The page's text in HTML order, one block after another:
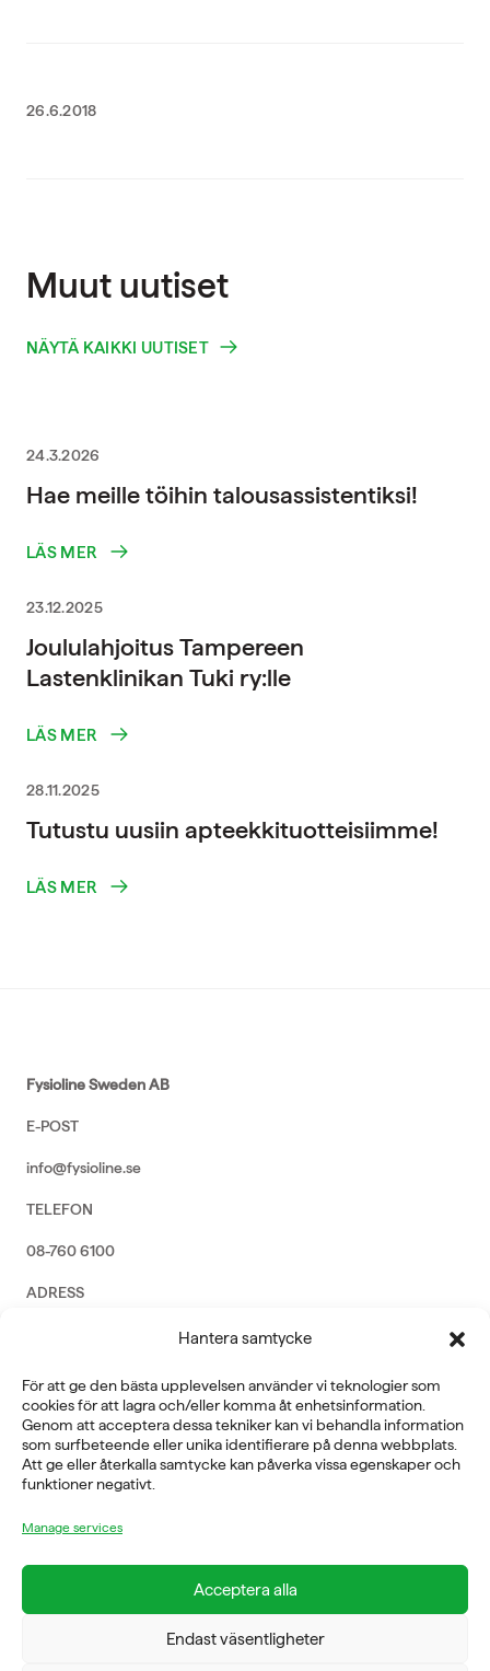
Hantera samtycke
För att ge den bästa upplevelsen använder vi teknologier som
cookies för att lagra och/eller komma åt enhetsinformation.
Genom att acceptera dessa tekniker kan vi behandla information
som surfbeteende eller unika identifierare på denna webbplats.
Att ge eller återkalla samtycke kan påverka vissa egenskaper och
funktioner negativt.
Manage services
Acceptera alla
Endast väsentligheter
26.6.2018
Muut uutiset
NÄYTÄ KAIKKI UUTISET
24.3.2026
Hae meille töihin talousassistentiksi!
LÄS MER
23.12.2025
Joululahjoitus Tampereen
Lastenklinikan Tuki ry:lle
LÄS MER
28.11.2025
Tutustu uusiin apteekkituotteisiimme!
LÄS MER
Fysioline Sweden AB
E-POST
info@fysioline.se
TELEFON
08-760 6100
ADRESS
Rosendalsvägen 18b, SE-14143 Huddinge
VERKSAMHETSOMRÅDEN
REHABILITERING
GYM
ICE POWER
SERVICE
FÖRETAG
OM OSS